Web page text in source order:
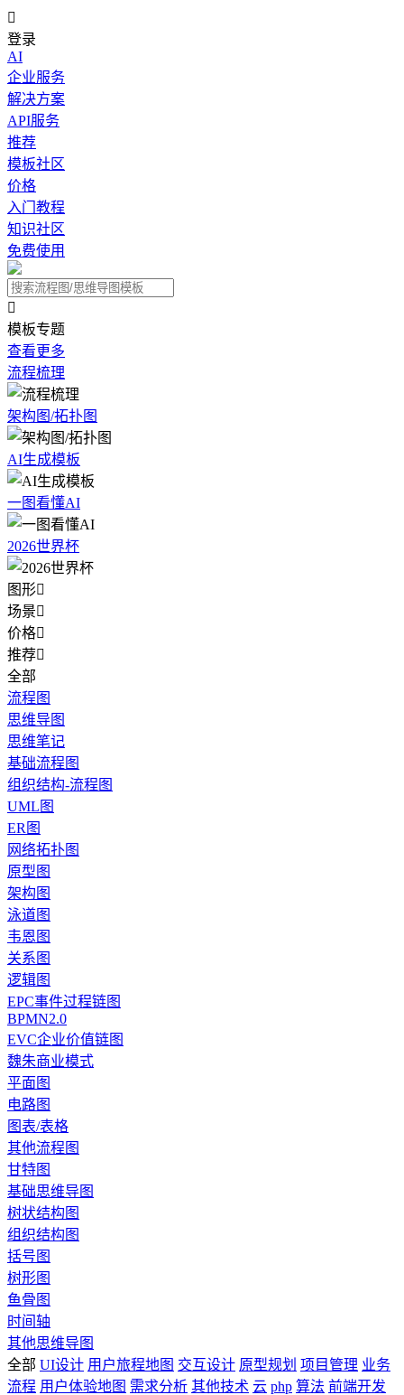

登录
AI
企业服务
解决方案
API服务
推荐
模板社区
价格
入门教程
知识社区
免费使用

模板专题
查看更多
流程梳理
架构图/拓扑图
AI生成模板
一图看懂AI
2026世界杯
图形
场景
价格
推荐
全部
流程图
思维导图
思维笔记
基础流程图
组织结构-流程图
UML图
ER图
网络拓扑图
原型图
架构图
泳道图
韦恩图
关系图
逻辑图
EPC事件过程链图
BPMN2.0
EVC企业价值链图
魏朱商业模式
平面图
电路图
图表/表格
其他流程图
甘特图
基础思维导图
树状结构图
组织结构图
括号图
树形图
鱼骨图
时间轴
其他思维导图
全部 UI设计 用户旅程地图 交互设计 原型规划 项目管理 业务
流程 用户体验地图 需求分析 其他技术 云 php 算法 前端开发